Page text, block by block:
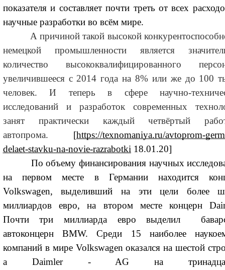
показателя и составляет почти треть от всех
научные разработки во всём мире.
А причиной такой высокой
немецкой промышленности является
количество высококвалифицированного
увеличившееся с 2014 года на 8% или же до 100
человек. И теперь в сфере научно-
исследований и разработок современных
занят практически каждый четвёртый
автопрома. [https://texnomaniya.ru/avtoprom-
delaet-stavku-na-novie-razrabotki18.01.20]
По объему финансирования научных
на первом месте в Германии находится
Volkswagen, выделивший на эти цели более
миллиардов евро, на втором месте концерн
Почти три миллиарда евро выделил
автоконцерн BMW. Среди 15 наиболее
компаний в мире Volkswagen оказался на шестой
а Daimler - AG на